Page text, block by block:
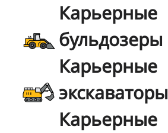
Карьерные
бульдозеры
Карьерные
экскаваторы
Карьерные